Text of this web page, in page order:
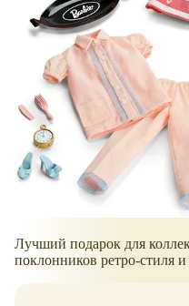
Лучший подарок для
поклонников ретро-стиля и